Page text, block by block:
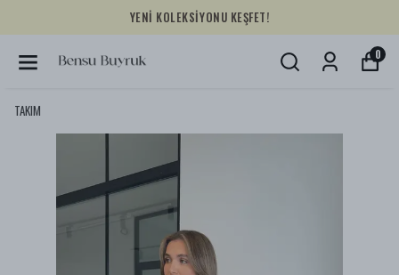
YENİ KOLEKSİYONU KEŞFET!
0
TAKIM